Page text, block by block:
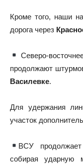
Кроме того, наши
дорога через
Северо-
продолжают
Василевке.
Для удержания
участок
ВСУ
собирая ударную